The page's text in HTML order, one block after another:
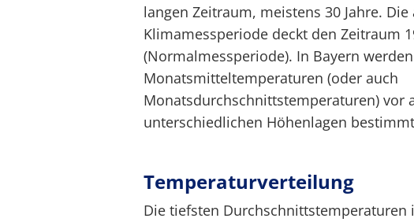
langen Zeitraum, meistens 30 Jahre. Die
Klimamessperiode deckt den Zeitraum
(Normalmessperiode). In Bayern
Monatsmitteltemperaturen (oder auch
Monatsdurchschnittstemperaturen) vor
unterschiedlichen Höhenlagen
Temperaturverteilung
Die tiefsten Durchschnittstemperaturen